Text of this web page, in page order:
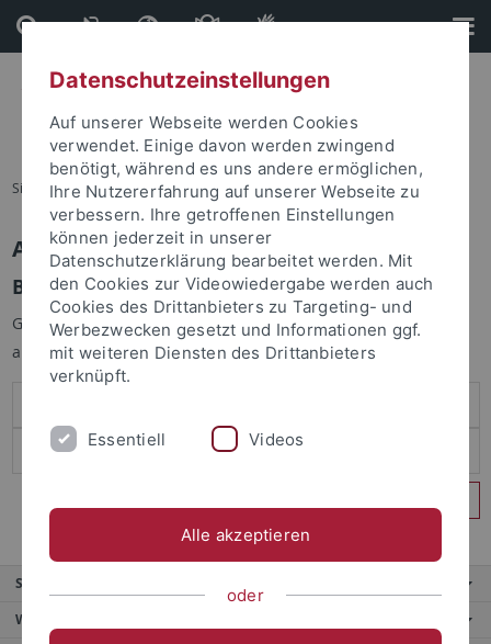
Direkt
zum
Inhalt
Direkt
zur
Fußleiste
Sie sind hier: Startseite
Anmelden
Benutzeranmeldung
Geben Sie Ihren Benutzernamen und Ihr Passwort an um sich
anzumelden:
Service
Weitere Angebote
Datenschutzeinstellungen
Auf unserer Webseite werden Cookies
verwendet. Einige davon werden zwingend
benötigt, während es uns andere ermöglichen,
Ihre Nutzererfahrung auf unserer Webseite zu
verbessern. Ihre getroffenen Einstellungen
können jederzeit in unserer
Datenschutzerklärung bearbeitet werden. Mit
den Cookies zur Videowiedergabe werden auch
Cookies des Drittanbieters zu Targeting- und
Werbezwecken gesetzt und Informationen ggf.
mit weiteren Diensten des Drittanbieters
verknüpft.
Essentiell Videos
Alle akzeptieren
oder